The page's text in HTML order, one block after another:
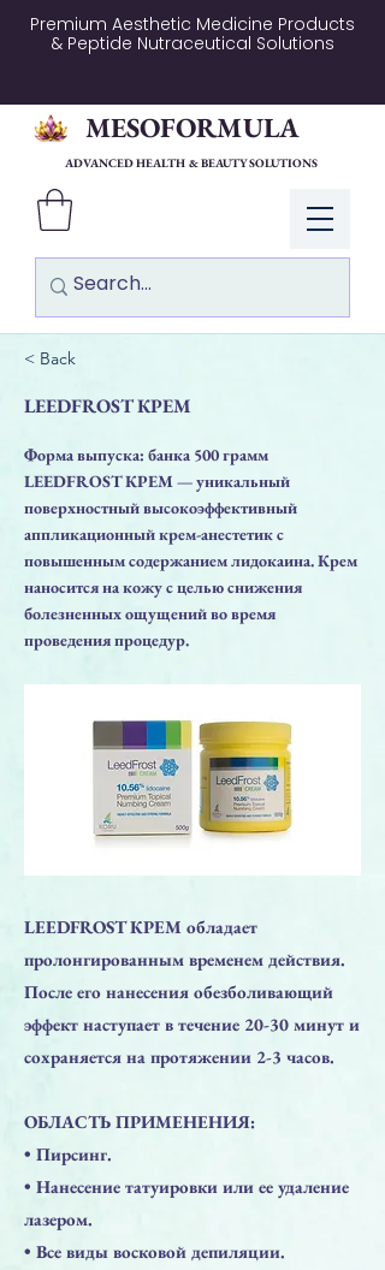
Premium Aesthetic Medicine Products
& Peptide Nutraceutical Solutions
Log In
MESOFORMULA
ADVANCED HEALTH & BEAUTY SOLUTIONS
< Back
LEEDFROST КРЕМ
Форма выпуска: банка 500 грамм
LEEDFROST КРЕМ — уникальный
поверхностный высокоэффективный
аппликационный крем-анестетик с
повышенным содержанием лидокаина. Крем
наносится на кожу с целью снижения
болезненных ощущений во время
проведения процедур.
LEEDFROST КРЕМ обладает
пролонгированным временем действия.
После его нанесения обезболивающий
эффект наступает в течение 20-30 минут и
сохраняется на протяжении 2-3 часов.
ОБЛАСТЬ ПРИМЕНЕНИЯ:
​• Пирсинг.
​• Нанесение татуировки или ее удаление
лазером.
​• Все виды восковой депиляции.